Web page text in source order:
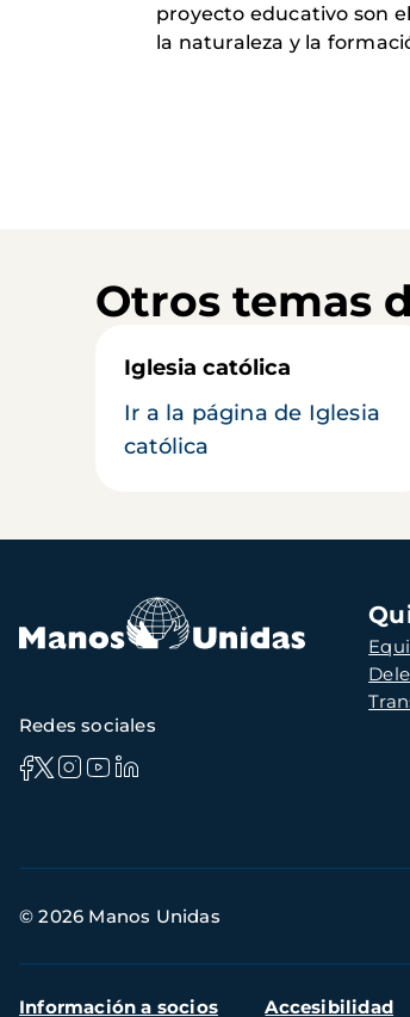
proyecto educativo son
la naturaleza y la
Otros temas
Iglesia católica
Ir a la página de Iglesia
católica
principal
Redes sociales
de
© 2026 Manos Unidas
Menú
Información a socios Accesibilidad